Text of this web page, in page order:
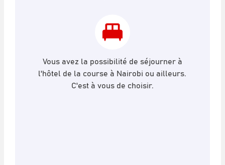
Vous avez la possibilité de séjourner à
l'hôtel de la course à Nairobi ou ailleurs.
C'est à vous de choisir.